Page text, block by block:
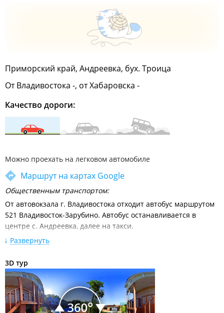
Приморский край, Андреевка, бух. Троица
От Владивостока -, от Хабаровска -
Качество дороги:
Можно проехать на легковом автомобиле
Маршрут на картах Google
Общественным транспортом:
От автовокзала г. Владивостока отходит автобус маршрутом
521 Владивосток-Зарубино. Автобус останавливается в
центре с. Андреевка, далее на такси.
Расписание движения междугородних автобусов от
Личным автотранспортом:
Из Владивостока по трассе М60 Владивосток–Уссурийск до
поворота на п. Кипарисово (60 км.). Далее, следуя указателю,
Развернуть
3D тур